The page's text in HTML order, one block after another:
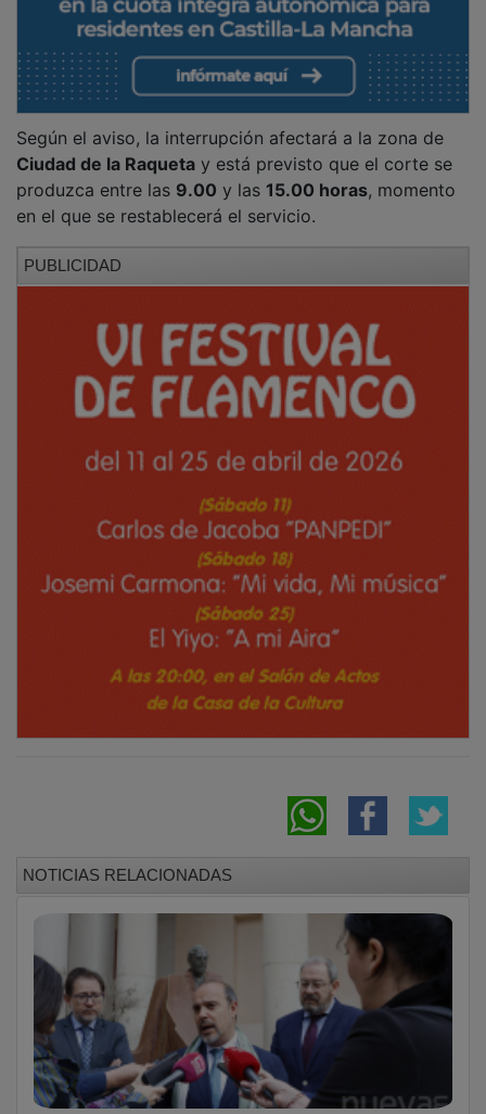
Ciudad de la Raquetay está previsto que el corte se
produzca entre las9.00 y las15.00 horas, momento
en el que se restablecerá el servicio.